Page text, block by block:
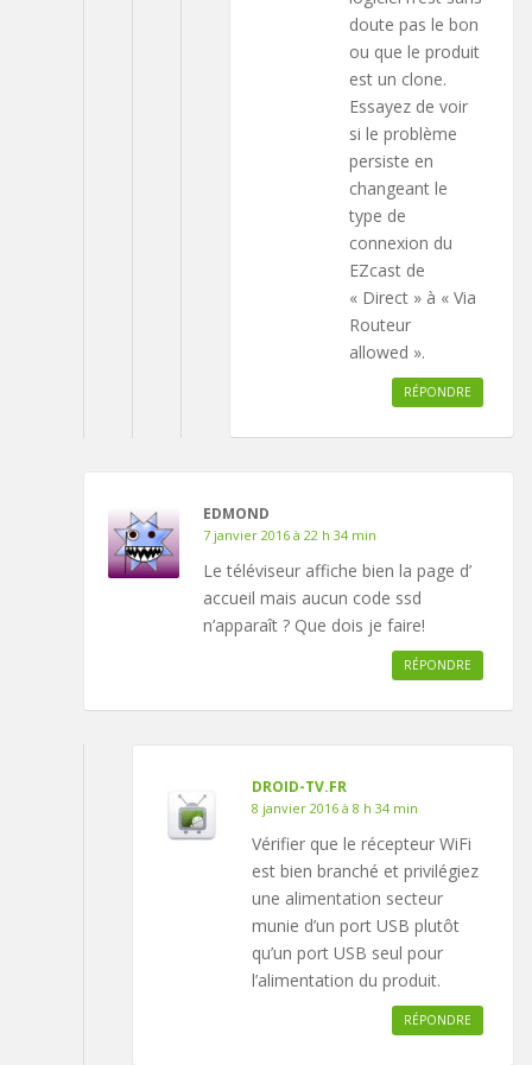
doute pas le bon
ou que le produit
est un clone.
Essayez de voir
si le problème
persiste en
changeant le
type de
connexion du
EZcast de
« Direct » à « Via
Routeur
allowed ».
RÉPONDRE
EDMOND
7 janvier 2016 à 22 h 34 min
Le téléviseur affiche bien la page d’
accueil mais aucun code ssd
n’apparaît ? Que dois je faire!
RÉPONDRE
DROID-TV.FR
8 janvier 2016 à 8 h 34 min
Vérifier que le récepteur WiFi
est bien branché et privilégiez
une alimentation secteur
munie d’un port USB plutôt
qu’un port USB seul pour
l’alimentation du produit.
RÉPONDRE